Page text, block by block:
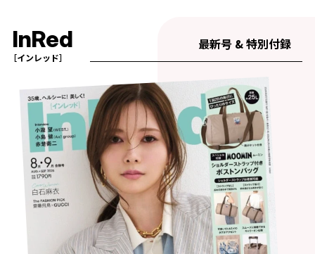
InRed
［インレッド］
最新号 & 特別付録